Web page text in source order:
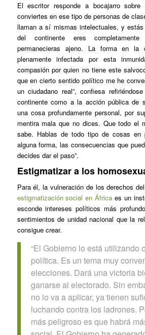
El escritor responde a bocajarro
conviertes en ese tipo de personas de
llaman a sí mismas intelectuales, y
del continente eres
permanecieras ajeno. La forma en la
plenamente infectada por esta
compasión por quien no tiene este
que en cierto sentido político me he
un ciudadano real”, confiesa
continente como a la acción pública de
una cosa profundamente personal, por
mentira mala que no dices. Que todo el
sabe. Hablas de todo tipo de cosas en
alguna forma, las consecuencias que
decides dar el paso”.
Estigmatizar a los
Para él, la vulneración de los derechos
estigmatización social en África es un
esconde intereses políticos más
sentimientos de unidad nacional que la
consigue crear.
“El Gobierno lo está utilizando
política. Es un tema muy
elecciones. Dará una victoria
ganarse al electorado. Sin
no lo va a aplicar, ya tienen
luchando contra los ladrones.
más peligroso es que habrá